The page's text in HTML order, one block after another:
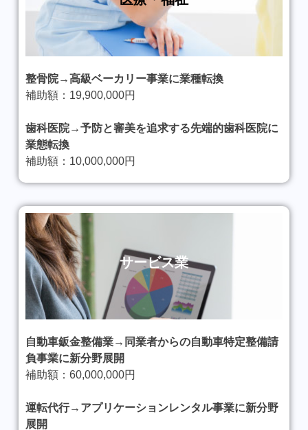
整骨院→高級ベーカリー事業に業種転換
補助額：19,900,000円
歯科医院→予防と審美を追求する先端的歯科医院に
業態転換
補助額：10,000,000円
サービス業
自動車鈑金整備業→同業者からの自動車特定整備請
負事業に新分野展開
補助額：60,000,000円
運転代行→アプリケーションレンタル事業に新分野
展開